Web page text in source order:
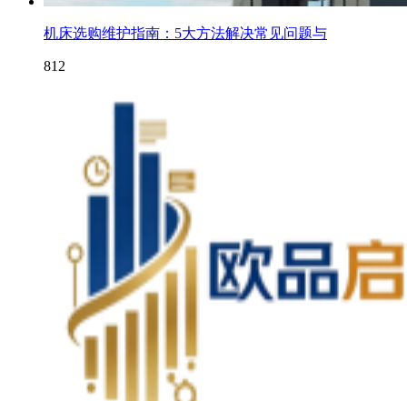
机床选购维护指南：5大方法解决常见问题与
812